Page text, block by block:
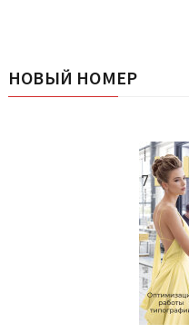
НОВЫЙ НОМЕР